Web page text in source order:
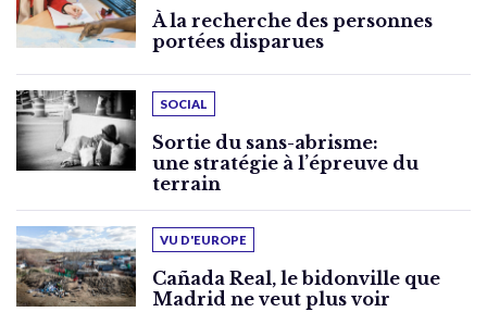
À la recherche des personnes
portées disparues
SOCIAL
Sortie du sans-abrisme:
une stratégie à l’épreuve du
terrain
VU D'EUROPE
Cañada Real, le bidonville que
Madrid ne veut plus voir